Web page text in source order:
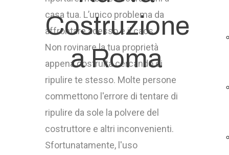
Costruzione
a Roma
casa tua. L’unico problema da
affrontare adesso è il caos.
Non rovinare la tua proprietà
appena costruita cercando di
ripulire te stesso. Molte persone
commettono l'errore di tentare di
ripulire da sole la polvere del
costruttore e altri inconvenienti.
Sfortunatamente, l'uso